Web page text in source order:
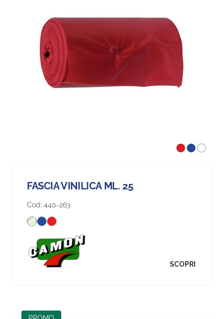
FASCIA VINILICA ML. 25
Cod: 440-263
SCOPRI